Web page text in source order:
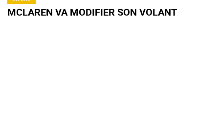
MCLAREN VA MODIFIER SON VOLANT